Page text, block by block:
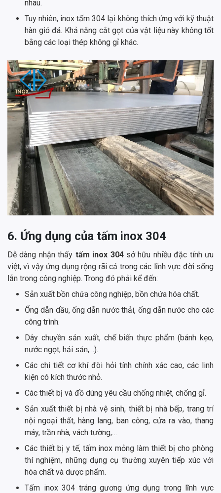
nhau.
Tuy nhiên, inox tấm 304 lại không thích ứng với kỹ thuật
hàn gió đá. Khả năng cắt gọt của vật liệu này không tốt
bằng các loại thép không gỉ khác.
6. Ứng dụng của tấm inox 304
Dễ dàng nhận thấy tấm inox 304sở hữu nhiều đặc tính ưu
việt, vì vậy ứng dụng rộng rãi cả trong các lĩnh vực đời sống
lẫn trong công nghiệp. Trong đó phải kể đến:
Sản xuất bồn chứa công nghiệp, bồn chứa hóa chất.
Ống dẫn dầu, ống dẫn nước thải, ống dẫn nước cho các
công trình.
Dây chuyền sản xuất, chế biến thực phẩm (bánh kẹo,
nước ngọt, hải sản,…).
Các chi tiết cơ khí đòi hỏi tính chính xác cao, các linh
kiện có kích thước nhỏ.
Các thiết bị và đồ dùng yêu cầu chống nhiệt, chống gỉ.
Sản xuất thiết bị nhà vệ sinh, thiết bị nhà bếp, trang trí
nội ngoại thất, hàng lang, ban công, cửa ra vào, thang
máy, trần nhà, vách tường,…
Các thiết bị y tế, tấm inox mỏng làm thiết bị cho phòng
thí nghiệm, những dụng cụ thường xuyên tiếp xúc với
hóa chất và dược phẩm.
Tấm inox 304 tráng gương ứng dụng trong lĩnh vực